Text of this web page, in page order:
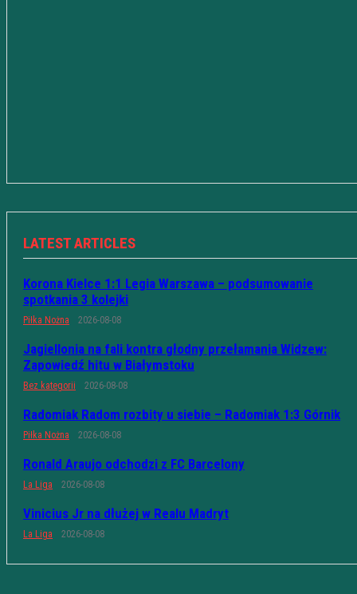
LATEST ARTICLES
Korona Kielce 1:1 Legia Warszawa – podsumowanie
spotkania 3 kolejki
Piłka Nożna 2026-08-08
Jagiellonia na fali kontra głodny przełamania Widzew:
Zapowiedź hitu w Białymstoku
Bez kategorii 2026-08-08
Radomiak Radom rozbity u siebie – Radomiak 1:3 Górnik
Piłka Nożna 2026-08-08
Ronald Araujo odchodzi z FC Barcelony
La Liga 2026-08-08
Vinicius Jr na dłużej w Realu Madryt
La Liga 2026-08-08